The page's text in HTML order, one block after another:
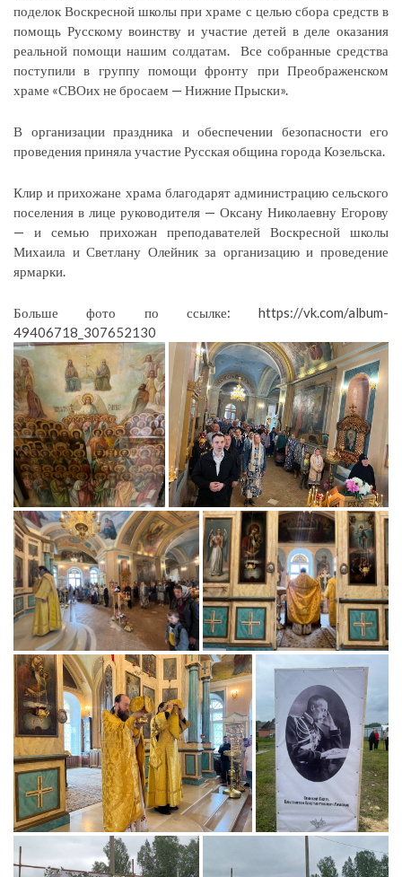
поделок Воскресной школы при храме с целью сбора средств в
помощь Русскому воинству и участие детей в деле оказания
реальной помощи нашим солдатам.
Все собранные средства
поступили в группу помощи фронту при Преображенском
храме «СВОих не бросаем — Нижние Прыски».
В организации праздника и обеспечении безопасности его
проведения приняла участие Русская община города Козельска.
Клир и прихожане храма благодарят администрацию сельского
поселения в лице руководителя — Оксану Николаевну Егорову
— и семью прихожан преподавателей Воскресной школы
Михаила и Светлану Олейник за организацию и проведение
ярмарки.
Больше фото по ссылке: https://vk.com/album-
49406718_307652130